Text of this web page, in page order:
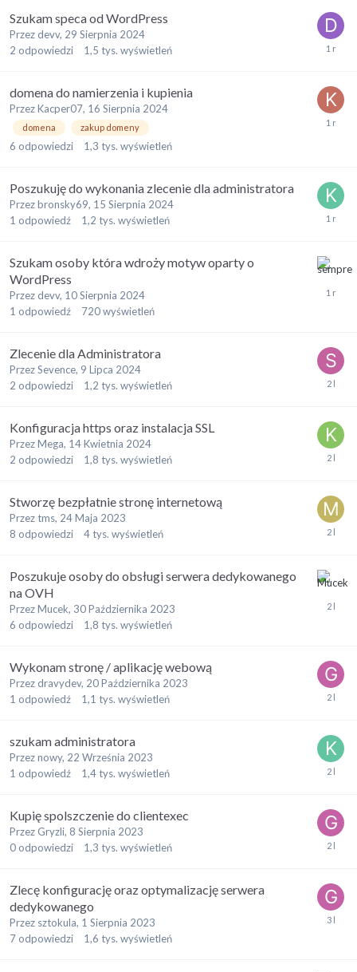
Szukam speca od WordPress
Przez devv, 29 Sierpnia 2024
2 odpowiedzi 1,5 tys. wyświetleń
domena do namierzenia i kupienia
PrzezKacper07, 16 Sierpnia 2024
domena zakup domeny
6 odpowiedzi 1,3 tys. wyświetleń
Poszukuję do wykonania zlecenie dla administratora
Przezbronsky69, 15 Sierpnia 2024
1 odpowiedź 1,2 tys. wyświetleń
Szukam osoby która wdroży motyw oparty o
WordPress
Przez devv, 10 Sierpnia 2024
1 odpowiedź 720wyświetleń
Zlecenie dla Administratora
PrzezSevence, 9 Lipca 2024
2 odpowiedzi 1,2 tys. wyświetleń
Konfiguracja https oraz instalacja SSL
PrzezMega, 14 Kwietnia 2024
2 odpowiedzi 1,8 tys. wyświetleń
Stworzę bezpłatnie stronę internetową
Przeztms, 24 Maja 2023
8 odpowiedzi 4 tys. wyświetleń
Poszukuje osoby do obsługi serwera dedykowanego
na OVH
PrzezMucek, 30 Października 2023
6 odpowiedzi 1,8 tys. wyświetleń
Wykonam stronę / aplikację webową
Przez dravydev, 20 Października 2023
1 odpowiedź 1,1 tys. wyświetleń
szukam administratora
Przeznowy, 22 Września 2023
1 odpowiedź 1,4 tys. wyświetleń
Kupię spolszczenie do clientexec
Przez Gryzli, 8 Sierpnia 2023
0 odpowiedzi 1,3 tys. wyświetleń
Zlecę konfigurację oraz optymalizację serwera
dedykowanego
Przez sztokula, 1 Sierpnia 2023
7 odpowiedzi 1,6 tys. wyświetleń